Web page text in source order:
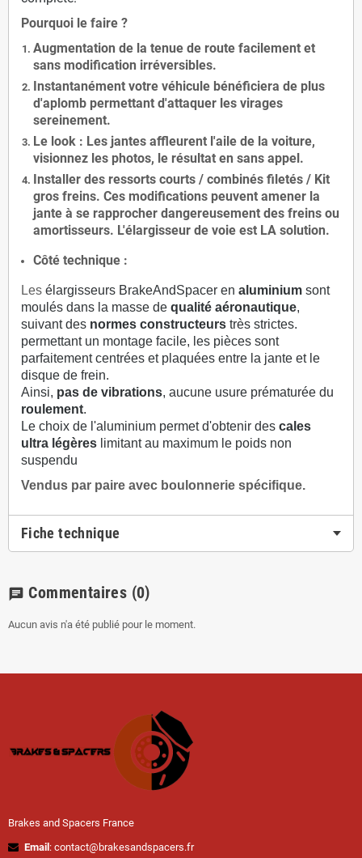
Pourquoi le faire ?
Augmentation de la tenue de route facilement et
sans modification irréversibles.
Instantanément votre véhicule bénéficiera de plus
d'aplomb permettant d'attaquer les virages
sereinement.
Le look : Les jantes affleurent l'aile de la voiture,
visionnez les photos, le résultat en sans appel.
Installer des ressorts courts / combinés filetés / Kit
gros freins. Ces modifications peuvent amener la
jante à se rapprocher dangereusement des freins ou
amortisseurs. L'élargisseur de voie est LA solution.
Côté technique :
Les élargisseurs BrakeAndSpacer en aluminium sont
moulés dans la masse de qualité aéronautique,
suivant des normes constructeurs très strictes.
permettant un montage facile, les pièces sont
parfaitement centrées et plaquées entre la jante et le
disque de frein.
Ainsi, pas de vibrations, aucune usure prématurée du
roulement.
Le choix de l'aluminium permet d'obtenir des cales
ultra légères limitant au maximum le poids non
suspendu
Vendus par paire avec boulonnerie spécifique.
Fiche technique
chat Commentaires (0)
Aucun avis n'a été publié pour le moment.
Brakes and Spacers France
Email : contact@brakesandspacers.fr